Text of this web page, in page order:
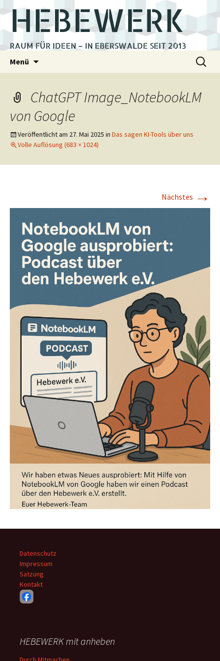
HEBEWERK
RAUM FÜR IDEEN – IN EBERSWALDE SEIT 2013
Menü
Suchen
nach:
ChatGPT Image_NotebookLM
von Google
Veröffentlicht am 27. Mai 2025 in Das sagen KI-Tools über uns
Volle Auflösung (683 × 1024)
Nächstes →
Datenschutz
Impressum
Satzung
Kontakt
HEBEWERK mit anheben